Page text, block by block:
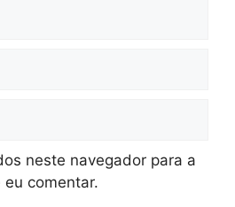
neste navegador para a
eu comentar.